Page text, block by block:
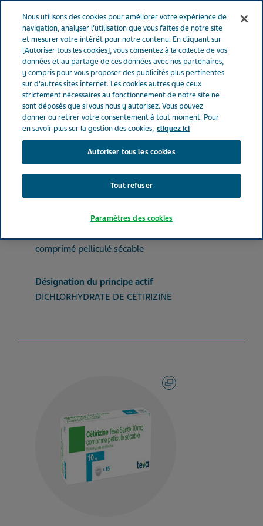
Menu
France Nos Produits CETIRIZINE TEVA SANTE® 10 mg (bte de )
CETIRIZINE TEVA SANTE®
10 mg (bte de )
ANTIHISTAMINIQUES À USAGE SYSTÉMIQUE
DICHLORHYDRATE DE CETIRIZINE
comprimé pelliculé sécable
Désignation du principe actif
DICHLORHYDRATE DE CETIRIZINE
Nous utilisons des cookies pour améliorer votre expérience de
navigation, analyser l’utilisation que vous faites de notre site
et mesurer votre intérêt pour notre contenu. En cliquant sur
[Autoriser tous les cookies], vous consentez à la collecte de vos
données et au partage de ces données avec nos partenaires,
y compris pour vous proposer des publicités plus pertinentes
sur d'autres sites internet. Les cookies autres que ceux
strictement nécessaires au fonctionnement de notre site ne
sont déposés que si vous nous y autorisez. Vous pouvez
donner ou retirer votre consentement à tout moment. Pour
en savoir plus sur la gestion des cookies, cliquez ici
Autoriser tous les cookies
Tout refuser
Paramètres des cookies